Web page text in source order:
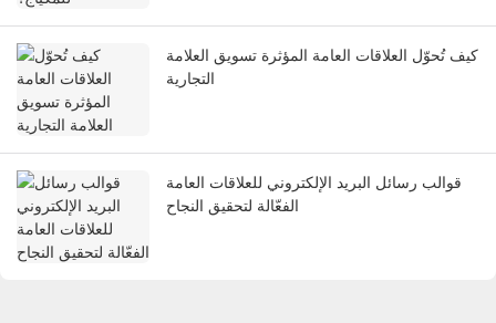
كيف تُحوّل العلاقات العامة المؤثرة تسويق العلامة
التجارية
قوالب رسائل البريد الإلكتروني للعلاقات العامة
الفعّالة لتحقيق النجاح